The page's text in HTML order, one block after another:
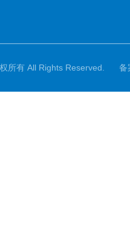
所有 All Rights Reserved. 备